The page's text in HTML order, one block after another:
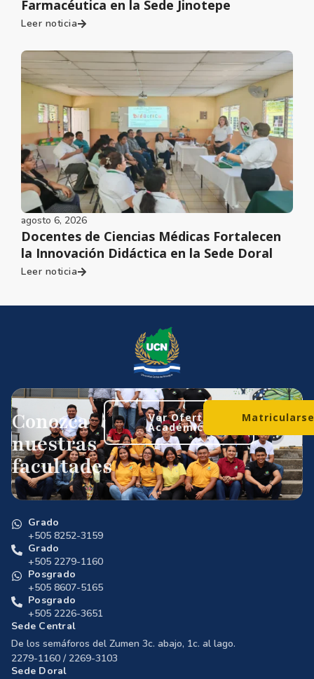
Farmacéutica en la Sede Jinotepe
Leer noticia
agosto 6, 2026
Docentes de Ciencias Médicas Fortalecen
la Innovación Didáctica en la Sede Doral
Leer noticia
Conozca
nuestras
facultades
Ver Oferta
Académica
Grado
+505 8252-3159
Grado
+505 2279-1160
Posgrado
+505 8607-5165
Posgrado
+505 2226-3651
Sede Central
De los semáforos del Zumen 3c. abajo, 1c. al lago.
2279-1160 / 2269-3103
Sede Doral